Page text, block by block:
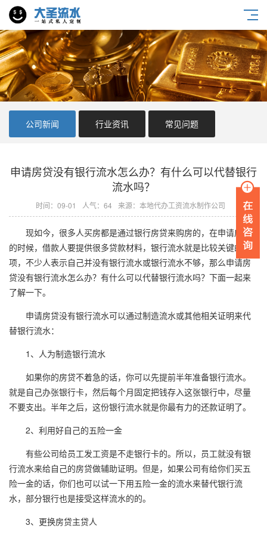
公司新闻 行业资讯 常见问题
申请房贷没有银行流水怎么办？有什么可以代替银行
流水吗？
时间：09-01 人气：64 来源：本地代办工资流水制作公司
现如今，很多人买房都是通过银行房贷来购房的，在申请房贷
的时候，借款人要提供很多贷款材料，银行流水就是比较关键的一
项，不少人表示自己并没有银行流水或银行流水不够，那么申请房
贷没有银行流水怎么办？有什么可以代替银行流水吗？下面一起来
了解一下。
申请房贷没有银行流水可以通过制造流水或其他相关证明来代
替银行流水：
1、人为制造银行流水
如果你的房贷不着急的话，你可以先提前半年准备银行流水。
就是自己办张银行卡，然后每个月固定把钱存入这张银行中，尽量
不要支出。半年之后，这份银行流水就是你最有力的还款证明了。
2、利用好自己的五险一金
有些公司给员工发工资是不走银行卡的。所以，员工就没有银
行流水来给自己的房贷做辅助证明。但是，如果公司有给你们买五
险一金的话，你们也可以试一下用五险一金的流水来替代银行流
水，部分银行也是接受这样流水的的。
3、更换房贷主贷人